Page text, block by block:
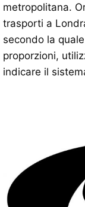
metropolitana.
trasporti a
secondo la
proporzioni,
indicare il